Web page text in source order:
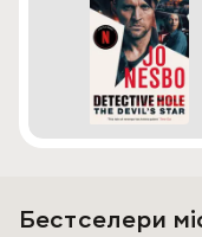
Бестселери